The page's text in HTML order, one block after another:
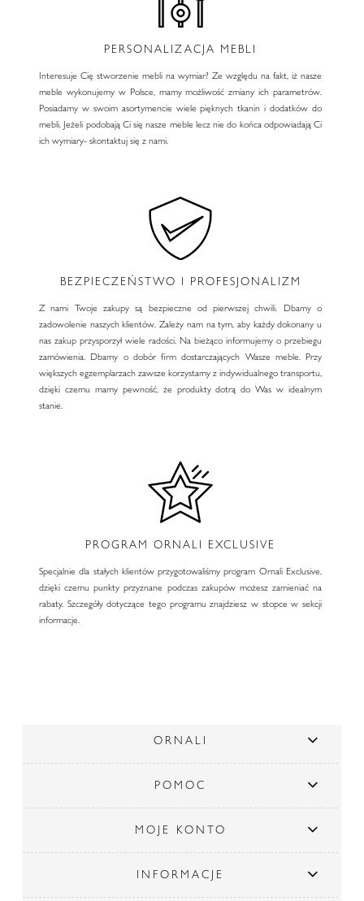
PERSONALIZACJA MEBLI
Interesuje Cię stworzenie mebli na wymiar? Ze względu na fakt, iż nasze
meble wykonujemy w Polsce, mamy możliwość zmiany ich parametrów.
Posiadamy w swoim asortymencie wiele pięknych tkanin i dodatków do
mebli. Jeżeli podobają Ci się nasze meble lecz nie do końca odpowiadają Ci
ich wymiary- skontaktuj się z nami.
BEZPIECZEŃSTWO I PROFESJONALIZM
Z nami Twoje zakupy są bezpieczne od pierwszej chwili. Dbamy o
zadowolenie naszych klientów. Zależy nam na tym, aby każdy dokonany u
nas zakup przysporzył wiele radości. Na bieżąco informujemy o przebiegu
zamówienia. Dbamy o dobór firm dostarczających Wasze meble. Przy
większych egzemplarzach zawsze korzystamy z indywidualnego transportu,
dzięki czemu mamy pewność, że produkty dotrą do Was w idealnym
stanie.
PROGRAM ORNALI EXCLUSIVE
Specjalnie dla stałych klientów przygotowaliśmy program Ornali Exclusive,
dzięki czemu punkty przyznane podczas zakupów możesz zamieniać na
rabaty. Szczegóły dotyczące tego programu znajdziesz w stopce w sekcji
informacje.
ORNALI
POMOC
MOJE KONTO
INFORMACJE